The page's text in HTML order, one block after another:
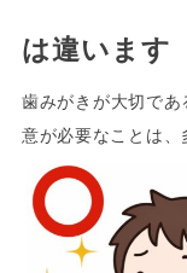
は違います
歯みがきが大切で
意が必要なことは、